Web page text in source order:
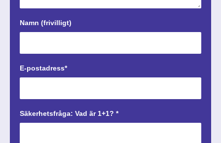
Namn (frivilligt)
E-postadress*
Säkerhetsfråga: Vad är 1+1? *